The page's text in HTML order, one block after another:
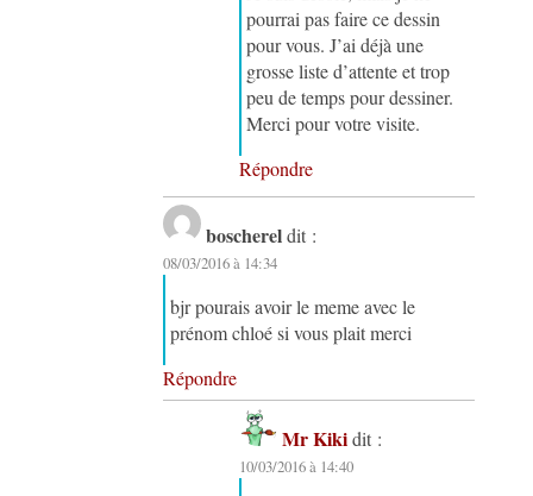
pourrai pas faire ce dessin
pour vous. J’ai déjà une
grosse liste d’attente et trop
peu de temps pour dessiner.
Merci pour votre visite.
Répondre
boscherel dit :
08/03/2016 à 14:34
bjr pourais avoir le meme avec le
prénom chloé si vous plait merci
Répondre
Mr Kiki dit :
10/03/2016 à 14:40